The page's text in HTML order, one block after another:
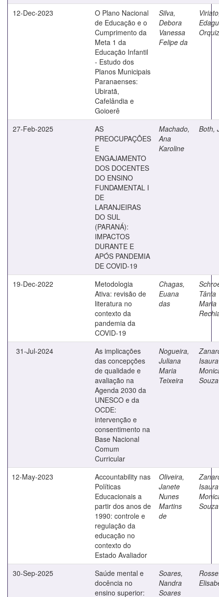
12-Dec-2023
O Plano Nacional
de Educação e o
Cumprimento da
Meta 1 da
Educação Infantil
- Estudo dos
Planos Municipais
Paranaenses:
Ubiratã,
Cafelândia e
Goioerê
Silva,
Debora
Vanessa
Felipe da
27-Feb-2025
AS
PREOCUPAÇÕES
E
ENGAJAMENTO
DOS DOCENTES
DO ENSINO
FUNDAMENTAL I
DE
LARANJEIRAS
DO SUL
(PARANÁ):
IMPACTOS
DURANTE E
APÓS PANDEMIA
DE COVID-19
Machado,
Ana
Karoline
Both,
19-Dec-2022
Metodologia
Ativa: revisão de
literatura no
contexto da
pandemia da
COVID-19
Chagas,
Euana
das
Tânia
Maria
31-Jul-2024
As implicações
das concepções
de qualidade e
avaliação na
Agenda 2030 da
UNESCO e da
OCDE:
intervenção e
consentimento na
Base Nacional
Comum
Curricular
Nogueira,
Juliana
Maria
Teixeira
Isaura
Souza
12-May-2023
Accountability nas
Políticas
Educacionais a
partir dos anos de
1990: controle e
regulação da
educação no
contexto do
Estado Avaliador
Oliveira,
Janete
Nunes
Martins
de
Isaura
Souza
30-Sep-2025
Saúde mental e
docência no
ensino superior:
Soares,
Nandra
Soares